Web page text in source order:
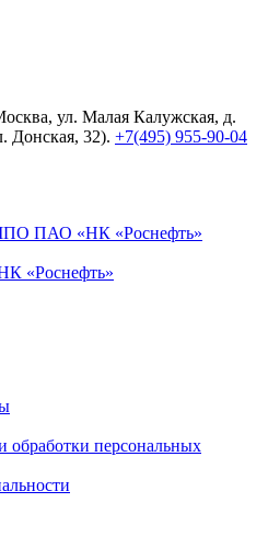
ул. Малая Калужская, д.
Донская, 32). +7(495) 955-90-04
ПАО «НК «Роснефть»
«Роснефть»
персональных